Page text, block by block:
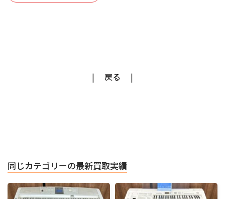
戻る
同じカテゴリーの最新買取実績